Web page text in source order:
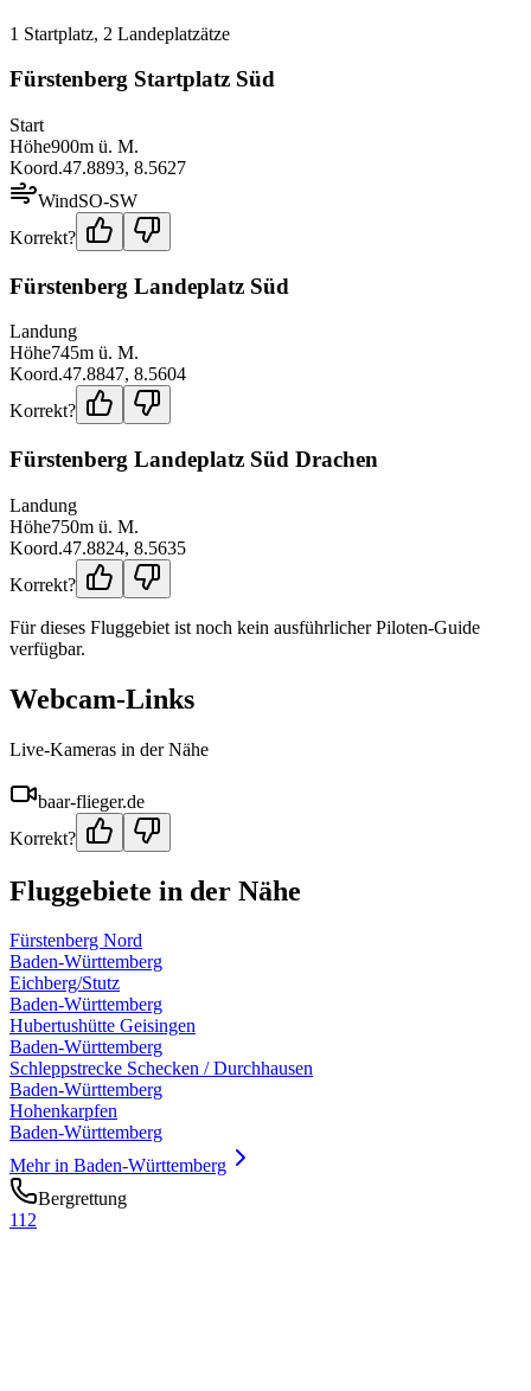
1 Startplatz, 2 Landeplatzätze
Fürstenberg Startplatz Süd
Start
Höhe900m ü. M.
Koord.47.8893, 8.5627
WindSO-SW
Korrekt?
Fürstenberg Landeplatz Süd
Landung
Höhe745m ü. M.
Koord.47.8847, 8.5604
Korrekt?
Fürstenberg Landeplatz Süd Drachen
Landung
Höhe750m ü. M.
Koord.47.8824, 8.5635
Korrekt?
Für dieses Fluggebiet ist noch kein ausführlicher Piloten-Guide
verfügbar.
Webcam-Links
Live-Kameras in der Nähe
baar-flieger.de
Korrekt?
Fluggebiete in der Nähe
Fürstenberg Nord
Baden-Württemberg
Eichberg/Stutz
Baden-Württemberg
Hubertushütte Geisingen
Baden-Württemberg
Schleppstrecke Schecken / Durchhausen
Baden-Württemberg
Hohenkarpfen
Baden-Württemberg
Mehr in Baden-Württemberg
Bergrettung
112